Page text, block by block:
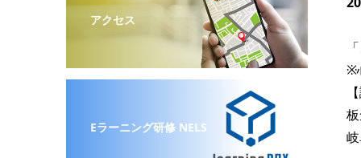
※
アクセス
Eラーニング研修 NELS